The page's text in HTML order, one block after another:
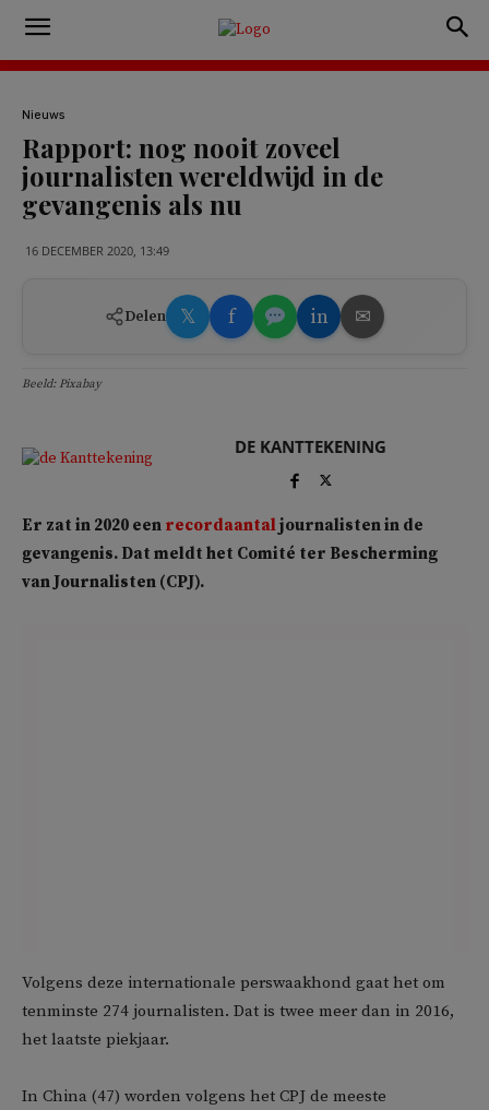
Nieuws
Rapport: nog nooit zoveel
journalisten wereldwijd in de
gevangenis als nu
16 DECEMBER 2020, 13:49
Delen 𝕏 f in ✉
Beeld: Pixabay
DE KANTTEKENING
Er zat in 2020 een recordaantaljournalisten in de
gevangenis. Dat meldt het Comité ter Bescherming
van Journalisten (CPJ).
Volgens deze internationale perswaakhond gaat het om
tenminste 274 journalisten. Dat is twee meer dan in 2016,
het laatste piekjaar.
In China (47) worden volgens het CPJ de meeste